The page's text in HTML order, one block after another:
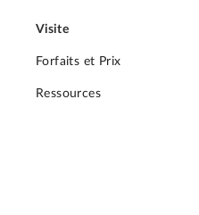
Visite
Forfaits et Prix
Ressources